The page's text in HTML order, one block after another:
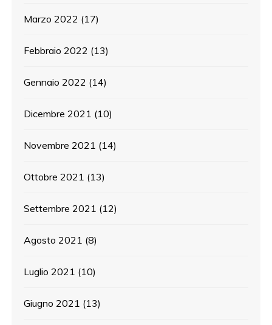
Marzo 2022 (17)
Febbraio 2022 (13)
Gennaio 2022 (14)
Dicembre 2021 (10)
Novembre 2021 (14)
Ottobre 2021 (13)
Settembre 2021 (12)
Agosto 2021 (8)
Luglio 2021 (10)
Giugno 2021 (13)